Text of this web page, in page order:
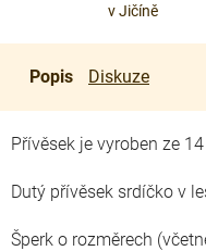
v Jičíně
Popis Diskuze
Přívěsek je vyroben ze
Dutý přívěsek srdíčko v
Šperk o rozměrech